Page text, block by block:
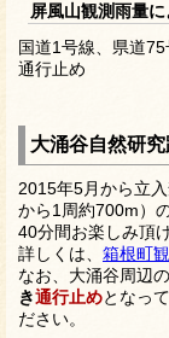
屏風山観測雨量
国道1号線、県道
通行止め
大涌谷自然研究
2015年5月から立
から1周約700m）
40分間お楽しみ頂
詳しくは、 箱根町
なお、大涌谷周辺
き通行止めとなっ
ださい。